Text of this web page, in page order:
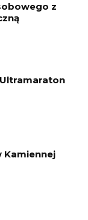
z
Ultramaraton
Kamiennej